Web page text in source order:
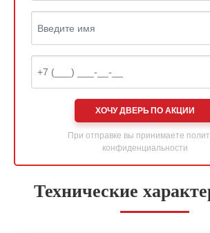
ХОЧУ ДВЕРЬ ПО АКЦИИ
При отправке вы принимаете
конфиденциальности
Технические